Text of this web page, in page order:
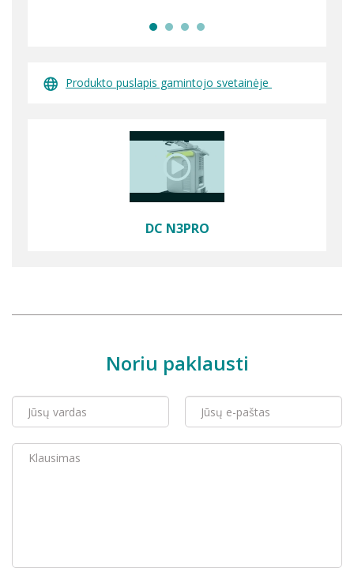
Produkto puslapis gamintojo svetainėje
DC N3PRO
Noriu paklausti